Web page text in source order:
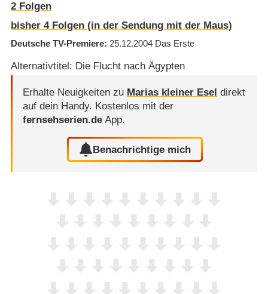
2Folgen
bisher 4Folgen (in der Sendung mit der Maus)
Deutsche TV-Premiere 25.12.2004 Das Erste
Alternativtitel: Die Flucht nach Ägypten
Erhalte Neuigkeiten zu Marias kleiner Esel direkt
auf dein Handy. Kostenlos mit der
fernsehserien.deApp.
Benachrichtige mich